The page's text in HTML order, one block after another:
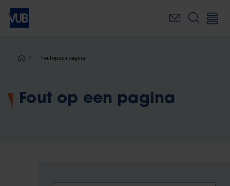
Overslaan
naar
inhoudKruimelpad
Fout op een pagina
Fout op een pagina